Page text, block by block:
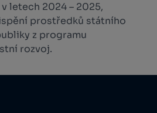
letech 2024 – 2025,
prostředků státního
z programu
rozvoj.